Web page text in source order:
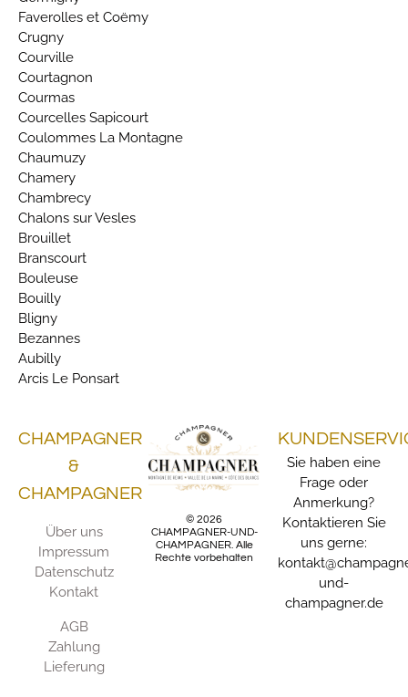
Faverolles et Coëmy
Crugny
Courville
Courtagnon
Courmas
Courcelles Sapicourt
Coulommes La Montagne
Chaumuzy
Chamery
Chambrecy
Chalons sur Vesles
Brouillet
Branscourt
Bouleuse
Bouilly
Bligny
Bezannes
Aubilly
Arcis Le Ponsart
CHAMPAGNER
&
CHAMPAGNER
Über uns
Impressum
Datenschutz
Kontakt
AGB
Zahlung
Lieferung
© 2026
CHAMPAGNER-UND-
CHAMPAGNER. Alle
Rechte vorbehalten
Sie haben eine
Frage oder
Anmerkung?
Kontaktieren Sie
uns gerne:
und-
champagner.de